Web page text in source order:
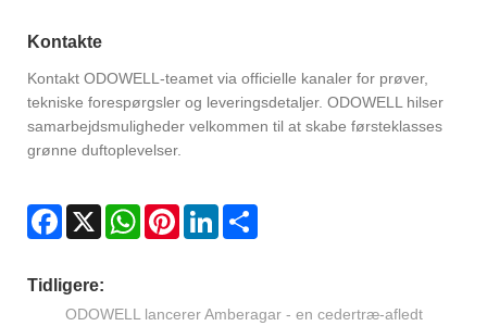
Kontakte
Kontakt ODOWELL-teamet via officielle kanaler for prøver,
tekniske forespørgsler og leveringsdetaljer. ODOWELL hilser
samarbejdsmuligheder velkommen til at skabe førsteklasses
grønne duftoplevelser.
Facebook
X WhatsAppPinterestLinkedIn
Tidligere:
ODOWELL lancerer Amberagar - en cedertræ-afledt